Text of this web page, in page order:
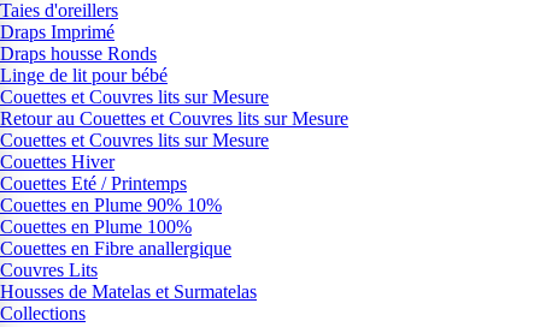
Taies d'oreillers
Draps Imprimé
Draps housse Ronds
Linge de lit pour bébé
Couettes et Couvres lits sur Mesure
Retour au Couettes et Couvres lits sur Mesure
Couettes et Couvres lits sur Mesure
Couettes Hiver
Couettes Eté / Printemps
Couettes en Plume 90% 10%
Couettes en Plume 100%
Couettes en Fibre anallergique
Couvres Lits
Housses de Matelas et Surmatelas
Collections